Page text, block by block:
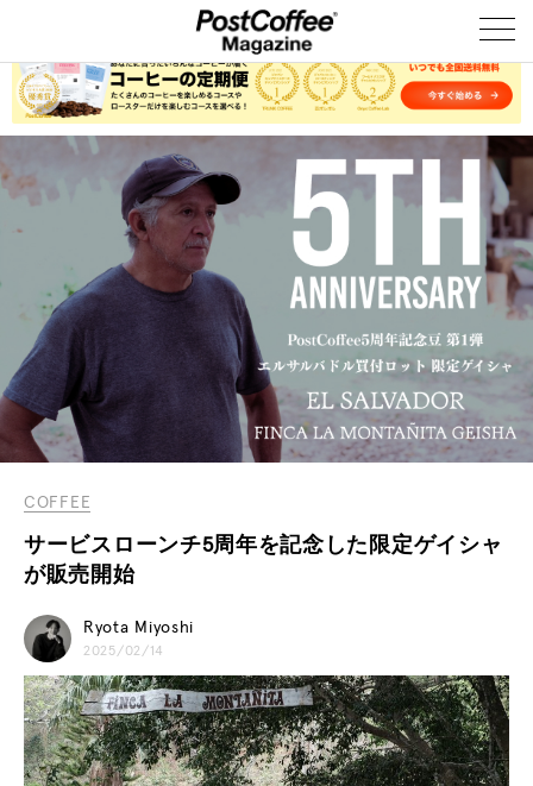
COFFEE
サービスローンチ5周年を記念した限定ゲイシャ
が販売開始
Ryota Miyoshi
2025/02/14